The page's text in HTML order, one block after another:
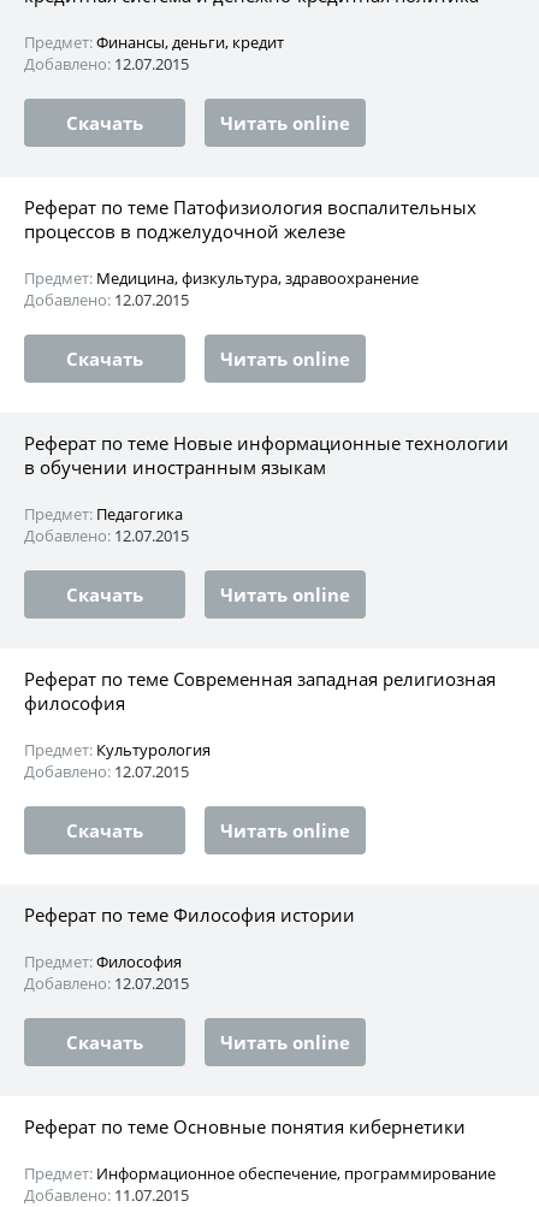
Предмет:Финансы, деньги, кредит
Добавлено: 12.07.2015
Скачать Читать online
Реферат по теме Патофизиология воспалительных
процессов в поджелудочной железе
Предмет: Медицина, физкультура, здравоохранение
Добавлено: 12.07.2015
Скачать Читать online
Реферат по теме Новые информационные технологии
в обучении иностранным языкам
Предмет: Педагогика
Добавлено: 12.07.2015
Скачать Читать online
Реферат по теме Современная западная религиозная
философия
Предмет: Культурология
Добавлено: 12.07.2015
Скачать Читать online
Реферат по теме Философия истории
Предмет:Философия
Добавлено: 12.07.2015
Скачать Читать online
Реферат по теме Основные понятия кибернетики
Предмет: Информационное обеспечение, программирование
Добавлено: 11.07.2015